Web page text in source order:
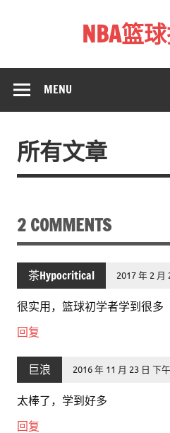
NBA篮
MENU
所有文章
2 COMMENTS
茶Hypocritical 2017 年 2 月
很实用，篮球初学者学到很多
回复
巨浪 2016 年 11 月 23 日 下
太棒了，学到好多
回复